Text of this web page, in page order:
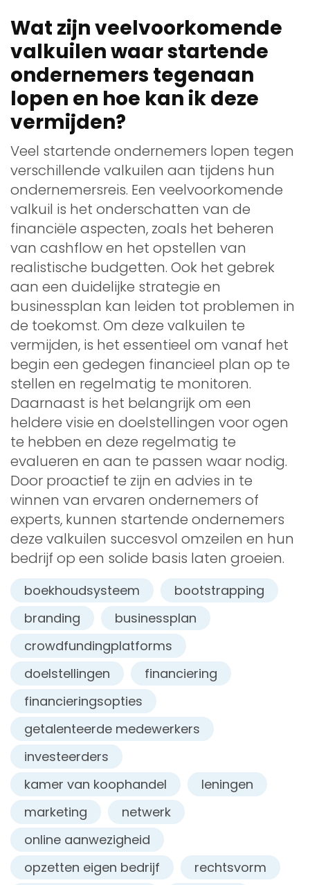
Wat zijn veelvoorkomende
valkuilen waar startende
ondernemers tegenaan
lopen en hoe kan ik deze
vermijden?
Veel startende ondernemers lopen tegen
verschillende valkuilen aan tijdens hun
ondernemersreis. Een veelvoorkomende
valkuil is het onderschatten van de
financiële aspecten, zoals het beheren
van cashflow en het opstellen van
realistische budgetten. Ook het gebrek
aan een duidelijke strategie en
businessplan kan leiden tot problemen in
de toekomst. Om deze valkuilen te
vermijden, is het essentieel om vanaf het
begin een gedegen financieel plan op te
stellen en regelmatig te monitoren.
Daarnaast is het belangrijk om een
heldere visie en doelstellingen voor ogen
te hebben en deze regelmatig te
evalueren en aan te passen waar nodig.
Door proactief te zijn en advies in te
winnen van ervaren ondernemers of
experts, kunnen startende ondernemers
deze valkuilen succesvol omzeilen en hun
bedrijf op een solide basis laten groeien.
boekhoudsysteem
bootstrapping
branding
businessplan
crowdfundingplatforms
doelstellingen
financiering
financieringsopties
getalenteerde medewerkers
investeerders
kamer van koophandel
leningen
marketing
netwerk
online aanwezigheid
opzetten eigen bedrijf
rechtsvorm